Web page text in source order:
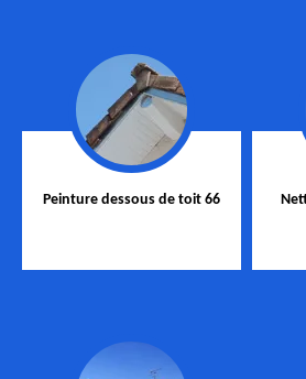
Peinture dessous de toit 66